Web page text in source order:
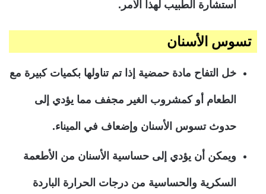
استشارة الطبيب لهذا الأمر.
تسوس الأسنان
خل التفاح مادة حمضية إذا تم تناولها بكميات كبيرة مع
الطعام أو كمشروب الغير مجفف مما يؤدي إلى
حدوث تسوس الأسنان وإضعاف في الميناء.
ويمكن أن يؤدي إلى حساسية الأسنان من الأطعمة
السكرية والحساسية من درجات الحرارة الباردة